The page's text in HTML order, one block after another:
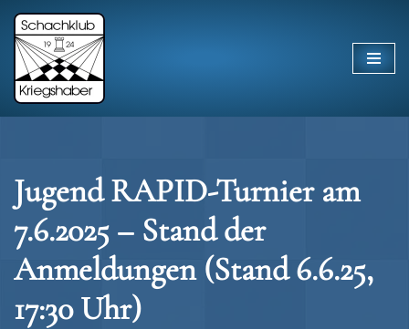
Zum
Inhalt
springen
Jugend RAPID-Turnier am
7.6.2025 – Stand der
Anmeldungen (Stand 6.6.25,
17:30 Uhr)